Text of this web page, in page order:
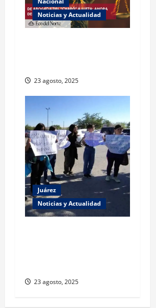
Noticias y Actualidad
23 agosto, 2025
Juárez
Noticias y Actualidad
23 agosto, 2025